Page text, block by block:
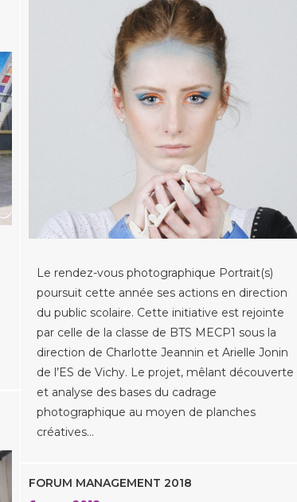
Le rendez-vous photographique Portrait(s)
poursuit cette année ses actions en direction
du public scolaire. Cette initiative est rejointe
par celle de la classe de BTS MECP1 sous la
direction de Charlotte Jeannin et Arielle Jonin
de l’ES de Vichy. Le projet, mêlant découverte
et analyse des bases du cadrage
photographique au moyen de planches
créatives…
FORUM MANAGEMENT 2018